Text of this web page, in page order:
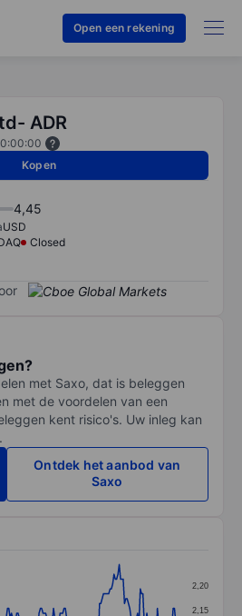
Open een rekening
ADR
Kopen
4,45
USD
Closed
met Saxo, dat is beleggen
met de voordelen van een
kent risico's. Uw inleg kan
Ontdek het aanbod van
Saxo
points.
2,15
2,20